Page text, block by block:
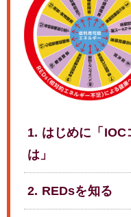
1. はじめに「IOC
は」
2. REDsを知る